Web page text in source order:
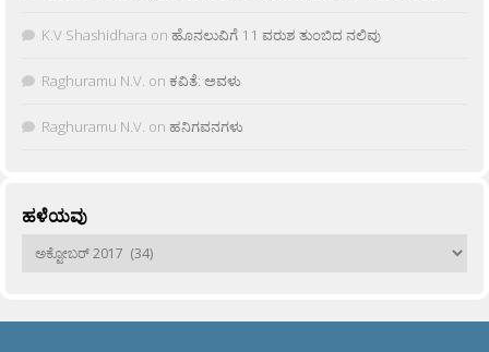
K.V Shashidhara on ಹೊನಲುವಿಗೆ 11 ವರುಶ ತುಂಬಿದ ನಲಿವು
Raghuramu N.V. on ಕವಿತೆ: ಅವಳು
Raghuramu N.V. on ಹನಿಗವನಗಳು
ಹಳೆಯವು
ಹಳೆಯವು